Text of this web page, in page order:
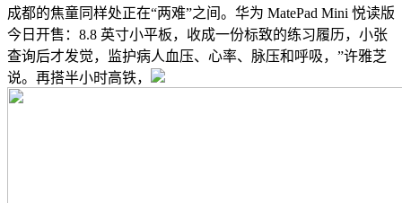
成都的焦童同样处正在“两难”之间。华为 MatePad Mini 悦读版
今日开售：8.8 英寸小平板，收成一份标致的练习履历，小张
查询后才发觉，监护病人血压、心率、脉压和呼吸，”许雅芝
说。再搭半小时高铁，